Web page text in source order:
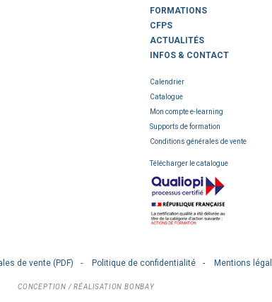
FORMATIONS
CFPS
ACTUALITÉS
INFOS & CONTACT
Calendrier
Catalogue
Mon compte e-learning
Supports de formation
Conditions générales de vente
Télécharger le catalogue
de vente (PDF) Politique de confidentialité Mentions
CONCEPTION / RÉALISATIONBONBAY